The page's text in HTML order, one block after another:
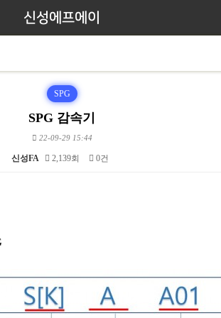
신성에프에이
SPG
SPG 감속기
22-09-29 15:44
신성FA 2,139회 0건